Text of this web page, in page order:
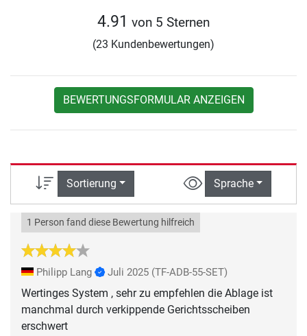
4.91 von 5 Sternen
(23 Kundenbewertungen)
BEWERTUNGSFORMULAR ANZEIGEN
Sortierung Sprache
1 Person fand diese Bewertung hilfreich
Philipp Lang Juli 2025 (TF-ADB-55-SET)
Wertinges System , sehr zu empfehlen die Ablage ist
manchmal durch verkippende Gerichtsscheiben
erschwert